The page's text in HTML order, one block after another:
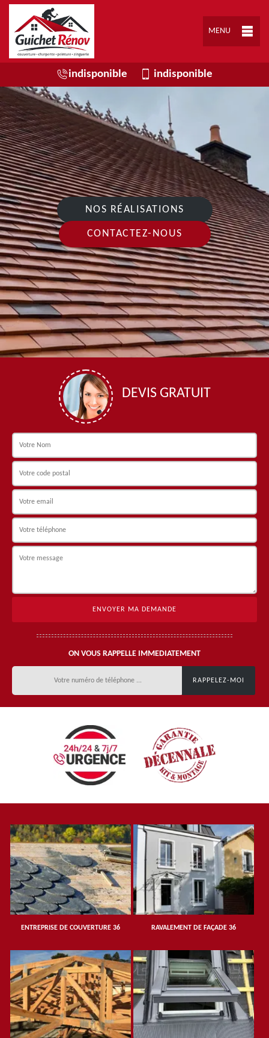
MENU
indisponible indisponible
NOS RÉALISATIONS
CONTACTEZ-NOUS
DEVIS GRATUIT
ON VOUS RAPPELLE IMMEDIATEMENT
ENTREPRISE DE COUVERTURE 36 RAVALEMENT DE FAÇADE 36